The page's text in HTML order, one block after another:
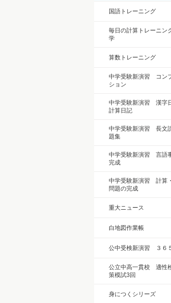
国語トレーニング
毎日の計算トレーニ
学
算数トレーニング
中学受験新演習 コン
ション
中学受験新演習 漢字
計算日記
中学受験新演習 長文
題集
中学受験新演習 言語
完成
中学受験新演習 計算
問題の完成
重大ニュース
白地図作業帳
公中受検新演習 ３６
公立中高一貫校 適性
策模試3回
身につくシリーズ